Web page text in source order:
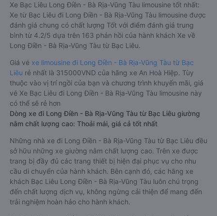
Xe Bạc Liêu Long Điền - Bà Rịa-Vũng Tàu limousine tốt nhất:
Xe từ Bạc Liêu đi Long Điền - Bà Rịa-Vũng Tàu limousine được
đánh giá chung có chất lượng Tốt với điểm đánh giá trung
bình từ 4.2/5 dựa trên 163 phản hồi của hành khách Xe về
Long Điền - Bà Rịa-Vũng Tàu từ Bạc Liêu.
Giá vé xe limousine đi Long Điền - Bà Rịa-Vũng Tàu từ Bạc
Liêu rẻ nhất là 315000VND của hãng xe An Hoà Hiệp. Tùy
thuộc vào vị trí ngồi của bạn và chương trình khuyến mãi, giá
vé Xe Bạc Liêu đi Long Điền - Bà Rịa-Vũng Tàu limousine này
có thể sẽ rẻ hơn
Dòng xe đi Long Điền - Bà Rịa-Vũng Tàu từ Bạc Liêu giường
nằm chất lượng cao: Thoải mái, giá cả tốt nhất
Những nhà xe đi Long Điền - Bà Rịa-Vũng Tàu từ Bạc Liêu đều
sở hữu những xe giường nằm chất lượng cao. Trên xe được
trang bị đầy đủ các trang thiết bị hiện đại phục vụ cho nhu
cầu di chuyển của hành khách. Bên cạnh đó, các hãng xe
khách Bạc Liêu Long Điền - Bà Rịa-Vũng Tàu luôn chú trọng
đến chất lượng dịch vụ, không ngừng cải thiện để mang đến
trải nghiệm hoàn hảo cho hành khách.